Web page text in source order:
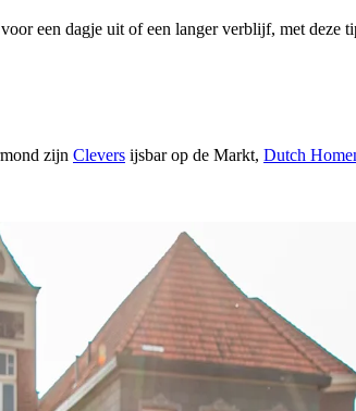
een dagje uit of een langer verblijf, met deze
zijn Clevers ijsbar op de Markt, Dutch